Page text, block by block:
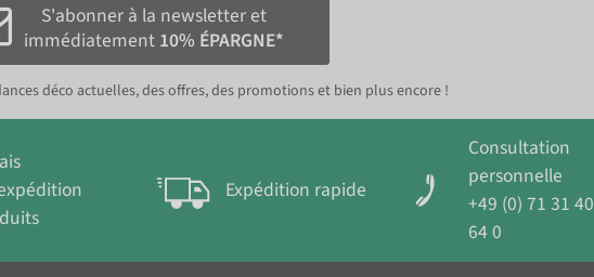
S'abonner à la newsletter et
immédiatement 10% ÉPARGNE*
déco actuelles, des offres, des promotions et bien plus encore !
Expédition rapide
Consultation
personnelle
+49 (0) 71 31 40
64 0